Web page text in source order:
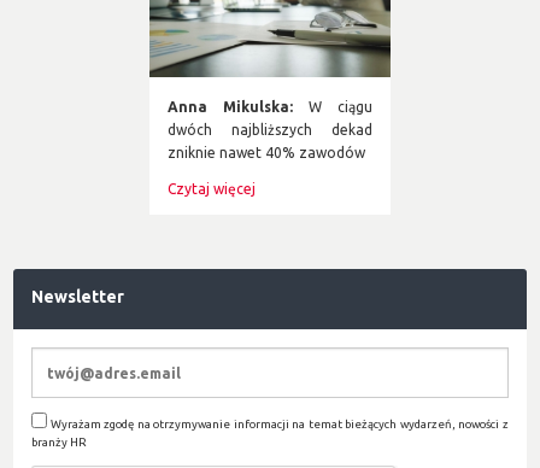
Anna Mikulska: W ciągu
dwóch najbliższych dekad
zniknie nawet 40% zawodów
Czytaj więcej
Newsletter
Wyrażam zgodę na otrzymywanie informacji na temat bieżących wydarzeń, nowości z
branży HR